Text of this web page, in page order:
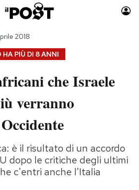
Moda
Consumismi
Storie/Idee
Media
Europa
PIÙ DI 8 ANNI
2018
che Israele
verranno
è il risultato di un accordo
dopo le critiche degli ultimi
c'entri anche l'Italia